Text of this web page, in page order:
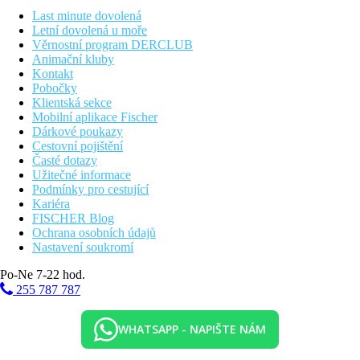
Vzdálenosti
133 km
Vzdálenost od nejbližšího letiště
0 m
Vzdálenost k pláži
Pláž
Plážová dovolená
Bazény
Lehátka a slunečníky u bazénu zdarma
Fotogalerie
Last minute dovolená
Letní dovolená u moře
Věrnostní program DERCLUB
Animační kluby
Kontakt
Pobočky
Klientská sekce
Mobilní aplikace Fischer
Dárkové poukazy
Cestovní pojištění
Časté dotazy
Užitečné informace
Podmínky pro cestující
Kariéra
FISCHER Blog
Ochrana osobních údajů
Nastavení soukromí
Po-Ne 7-22 hod.
255 787 787
WHATSAPP - NAPIŠTE NÁM